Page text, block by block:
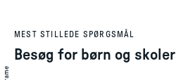
MEST STILLEDE SPØRGSMÅL
Besøg for børn og skoler